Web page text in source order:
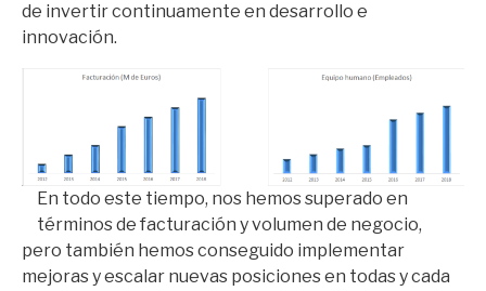
de invertir continuamente en desarrollo e
innovación.
En todo este tiempo, nos hemos superado en
términos de facturación y volumen de negocio,
pero también hemos conseguido implementar
mejoras y escalar nuevas posiciones en todas y cada